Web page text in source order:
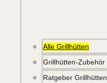
Alle Grillhütten
Grillhütten-Zubehör
Ratgeber Grillhütten